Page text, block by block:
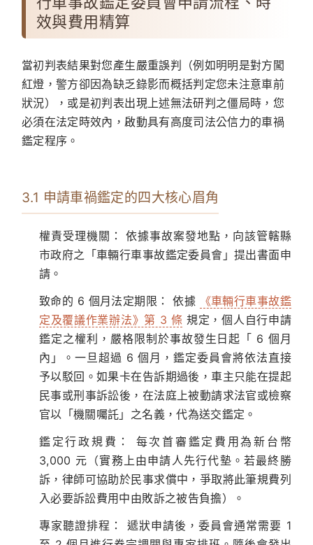
效與費用精算
當初判表結果對您產生嚴重誤判（例如明明是對方闖
紅燈，警方卻因為缺乏錄影而概括判定您未注意車前
狀況），或是初判表出現上述無法研判之僵局時，您
必須在法定時效內，啟動具有高度司法公信力的車禍
鑑定程序。
3.1 申請車禍鑑定的四大核心眉角
權責受理機關：
依據事故案發地點，向該管轄縣
市政府之「車輛行車事故鑑定委員會」提出書面申
請。
致命的 6 個月法定期限：
依據
《車輛行車事故鑑
定及覆議作業辦法》第 3 條 規定，個人自行申請
鑑定之權利， 嚴格限制於事故發生日起「 6 個月
內」
。一旦超過 6 個月，鑑定委員會將依法直接
予以駁回。如果卡在告訴期過後，車主只能在提起
民事或刑事訴訟後，在法庭上被動請求法官或檢察
官以「機關囑託」之名義，代為送交鑑定。
鑑定行政規費：
每次首審鑑定費用為新台幣
3,000 元 （實務上由申請人先行代墊。若最終勝
訴，律師可協助於民事求償中，爭取將此筆規費列
入必要訴訟費用中由敗訴之被告負擔）。
專家聽證排程：
遞狀申請後，委員會通常需要 1